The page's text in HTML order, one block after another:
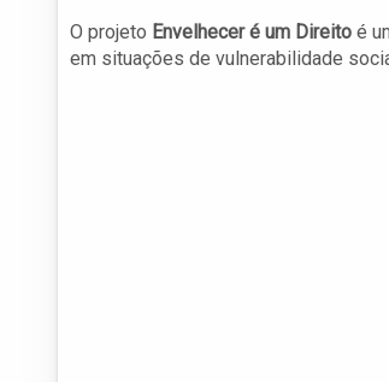
O projeto Envelhecer é um Direito é
em situações de vulnerabilidade